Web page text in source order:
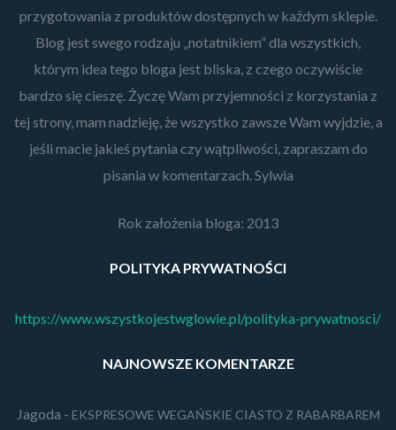
przygotowania z produktów dostępnych w każdym sklepie.
Blog jest swego rodzaju „notatnikiem” dla wszystkich,
którym idea tego bloga jest bliska, z czego oczywiście
bardzo się cieszę. Życzę Wam przyjemności z korzystania z
tej strony, mam nadzieję, że wszystko zawsze Wam wyjdzie, a
jeśli macie jakieś pytania czy wątpliwości, zapraszam do
pisania w komentarzach. Sylwia
Rok założenia bloga: 2013
POLITYKA PRYWATNOŚCI
https://www.wszystkojestwglowie.pl/polityka-prywatnosci/
NAJNOWSZE KOMENTARZE
Jagoda - EKSPRESOWE WEGAŃSKIE CIASTO Z RABARBAREM